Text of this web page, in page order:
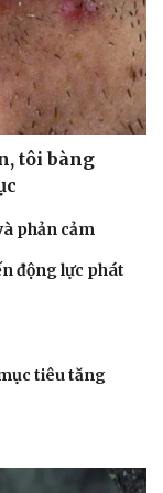
Gia đình
tôi bàng
phản cảm
động lực phát
tiêu tăng